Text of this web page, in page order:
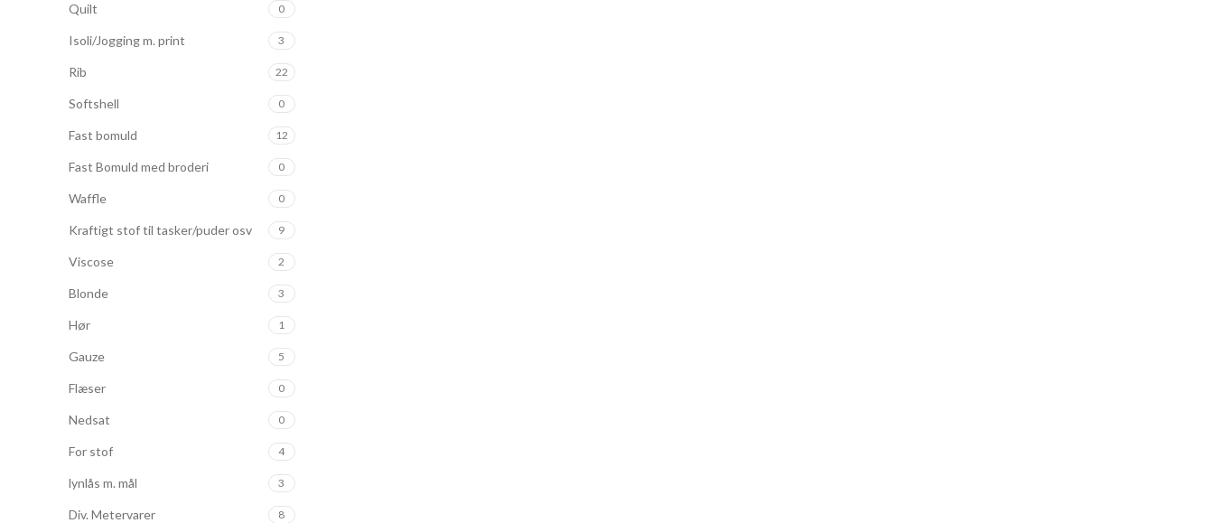
Quilt 0
Isoli/Jogging m. print 3
Rib 22
Softshell 0
Fast bomuld 12
Fast Bomuld med broderi 0
Waffle 0
Kraftigt stof til tasker/puder osv 9
Viscose 2
Blonde 3
Hør 1
Gauze 5
Flæser 0
Nedsat 0
For stof 4
lynlås m. mål 3
Div. Metervarer 8